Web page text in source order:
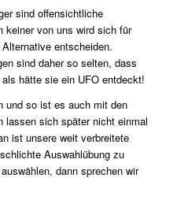
sind offensichtliche
keiner von uns wird sich für
entscheiden.
sind daher so selten, dass
hätte sie ein UFO entdeckt!
und so ist es auch mit den
lassen sich später nicht einmal
ist unsere weit verbreitete
Auswahlübung zu
dann sprechen wir